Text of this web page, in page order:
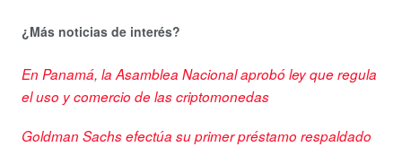
¿Más noticias de interés?
En Panamá, la Asamblea Nacional aprobó ley que regula
el uso y comercio de las criptomonedas
Goldman Sachs efectúa su primer préstamo respaldado